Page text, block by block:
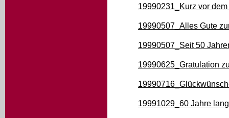
19990231_Kurz vor
19990507_Alles Gute
19990507_Seit 50
19990625_Gratulation
19991029_60 Jahre